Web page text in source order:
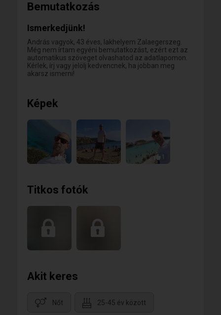
Bemutatkozás
Ismerkedjünk!
András vagyok, 43 éves, lakhelyem Zalaegerszeg.
Még nem írtam egyéni bemutatkozást, ezért ezt az
automatikus szöveget olvashatod az adatlapomon.
Kérlek, írj vagy jelölj kedvencnek, ha jobban meg
akarsz ismerni!
Képek
3 1
Titkos fotók
Akit keres
Nőt 25-45 év között